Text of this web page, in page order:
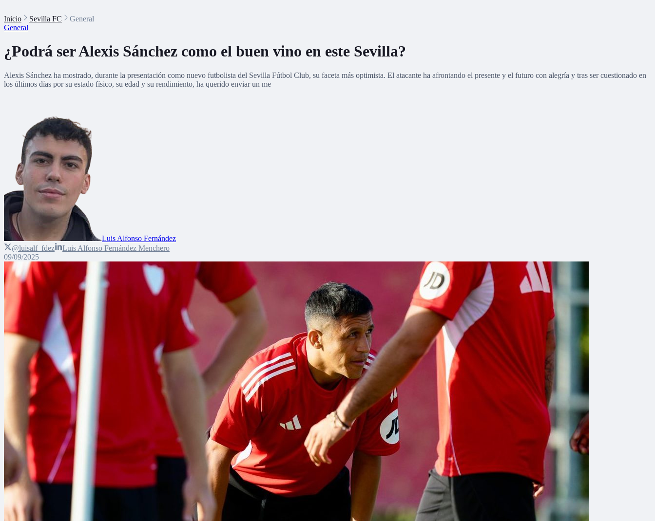
Inicio Sevilla FC
General
General
¿Podrá ser Alexis Sánchez como el buen vino en este Sevilla?
Alexis Sánchez ha mostrado, durante la presentación como nuevo futbolista del Sevilla Fútbol Club, su faceta más optimista. El atacante ha afrontando el presente y el futuro con alegría y tras ser cuestionado en
los últimos días por su estado físico, su edad y su rendimiento, ha querido enviar un me
Luis Alfonso Fernández
@luisalf_fdez
Luis Alfonso Fernández Menchero
09/09/2025